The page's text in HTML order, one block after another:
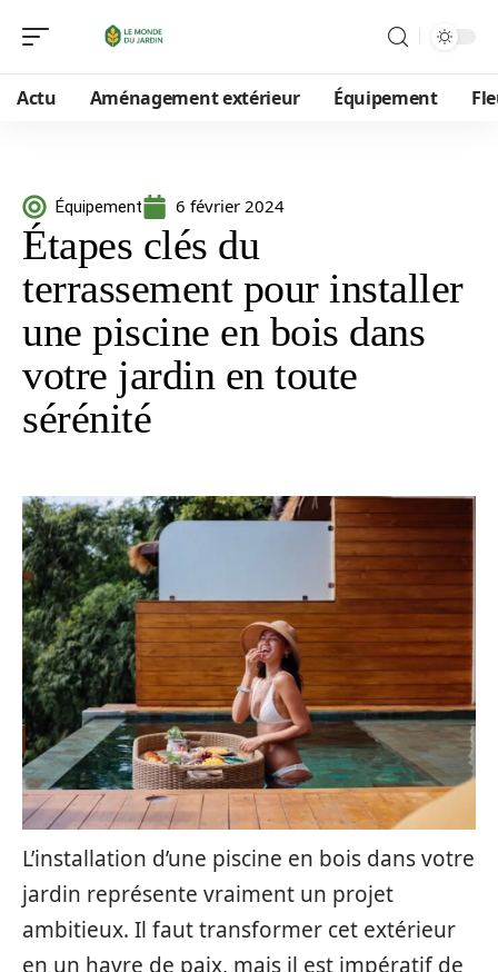
Actu Aménagement extérieur Équipement
Équipement 6 février 2024
Étapes clés du
terrassement pour installer
une piscine en bois dans
votre jardin en toute
sérénité
L’installation d’une piscine en bois dans votre
jardin représente vraiment un projet
ambitieux. Il faut transformer cet extérieur
en un havre de paix, mais il est impératif de